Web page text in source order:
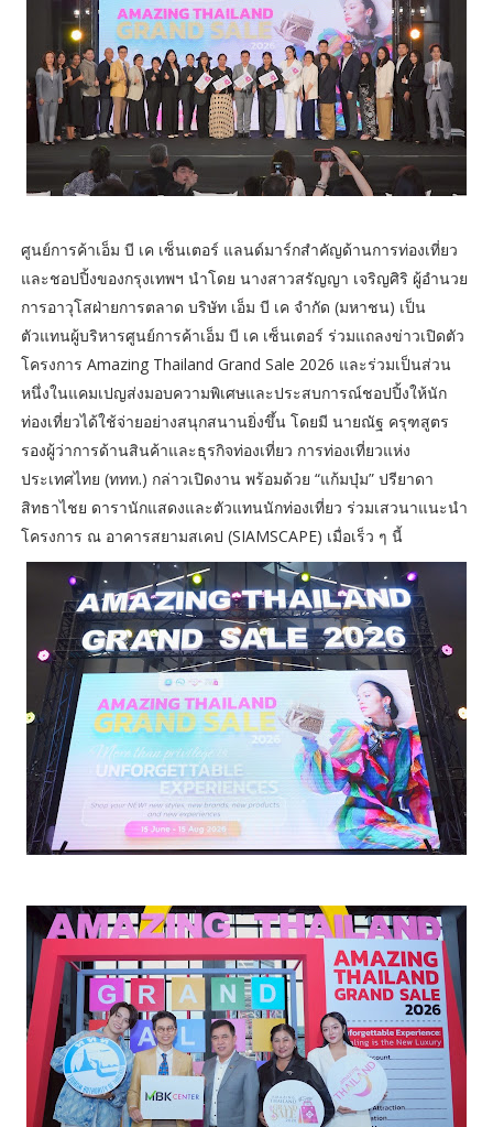
ศูนย์การค้าเอ็ม บี เค เซ็นเตอร์ แลนด์มาร์กสำคัญด้านการท่องเที่ยว
และชอปปิ้งของกรุงเทพฯ นำโดย นางสาวสรัญญา เจริญศิริ ผู้อำนวย
การอาวุโสฝ่ายการตลาด บริษัท เอ็ม บี เค จำกัด (มหาชน) เป็น
ตัวแทนผู้บริหารศูนย์การค้าเอ็ม บี เค เซ็นเตอร์ ร่วมแถลงข่าวเปิดตัว
โครงการ Amazing Thailand Grand Sale 2026 และร่วมเป็นส่วน
หนึ่งในแคมเปญส่งมอบความพิเศษและประสบการณ์ชอปปิ้งให้นัก
ท่องเที่ยวได้ใช้จ่ายอย่างสนุกสนานยิ่งขึ้น โดยมี นายณัฐ ครุฑสูตร
รองผู้ว่าการด้านสินค้าและธุรกิจท่องเที่ยว การท่องเที่ยวแห่ง
ประเทศไทย (ททท.) กล่าวเปิดงาน พร้อมด้วย “แก้มบุ๋ม” ปรียาดา
สิทธาไชย ดารานักแสดงและตัวแทนนักท่องเที่ยว ร่วมเสวนาแนะนำ
โครงการ ณ อาคารสยามสเคป (SIAMSCAPE) เมื่อเร็ว ๆ นี้